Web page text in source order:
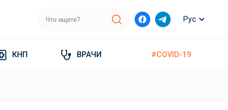
Рус
КНП ВРАЧИ #COVID-19